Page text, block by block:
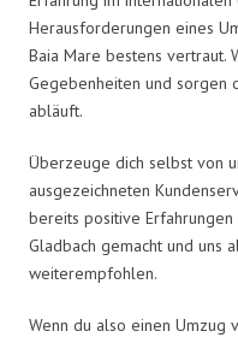
Herausforderungen eines
Baia Mare bestens vertraut.
Gegebenheiten und sorgen
abläuft.
Überzeuge dich selbst von
ausgezeichneten
bereits positive
Gladbach gemacht und uns
weiterempfohlen.
Wenn du also einen Umzug